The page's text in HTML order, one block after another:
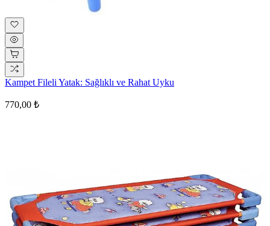
Kampet Fileli Yatak: Sağlıklı ve Rahat Uyku
770,00 ₺